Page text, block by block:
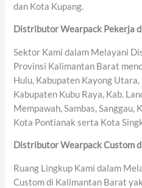
dan Kota Kupang.
Distributor Wearpack Pekerja
Sektor Kami dalam Melayani
Provinsi Kalimantan Barat
Hulu, Kabupaten Kayong
Kabupaten Kubu Raya, Kab.
Mempawah, Sambas, Sanggau,
Kota Pontianak serta Kota
Distributor Wearpack Custom
Ruang Lingkup Kami dalam
Custom di Kalimantan Barat